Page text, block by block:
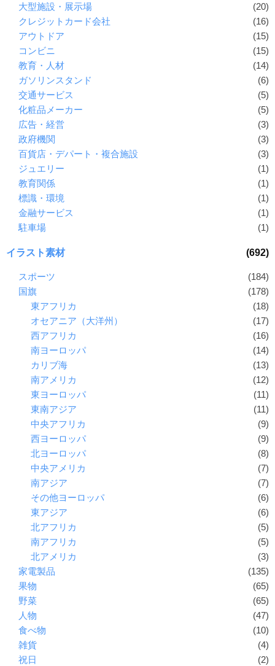
大型施設・展示場
(20)
クレジットカード会社
(16)
アウトドア
(15)
コンビニ
(15)
教育・人材
(14)
ガソリンスタンド
(6)
交通サービス
(5)
化粧品メーカー
(5)
広告・経営
(3)
政府機関
(3)
百貨店・デパート・複合施設
(3)
ジュエリー
(1)
教育関係
(1)
標識・環境
(1)
金融サービス
(1)
駐車場
(1)
イラスト素材 (692)
スポーツ
(184)
国旗
(178)
東アフリカ
(18)
オセアニア（大洋州）
(17)
西アフリカ
(16)
南ヨーロッパ
(14)
カリブ海
(13)
南アメリカ
(12)
東ヨーロッパ
(11)
東南アジア
(11)
中央アフリカ
(9)
西ヨーロッパ
(9)
北ヨーロッパ
(8)
中央アメリカ
(7)
南アジア
(7)
その他ヨーロッパ
(6)
東アジア
(6)
北アフリカ
(5)
南アフリカ
(5)
北アメリカ
(3)
家電製品
(135)
果物
(65)
野菜
(65)
人物
(47)
食べ物
(10)
雑貨
(4)
祝日
(2)